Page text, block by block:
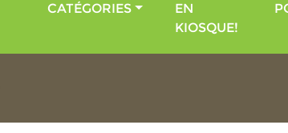
CATÉGORIES
EN
KIOSQUE!